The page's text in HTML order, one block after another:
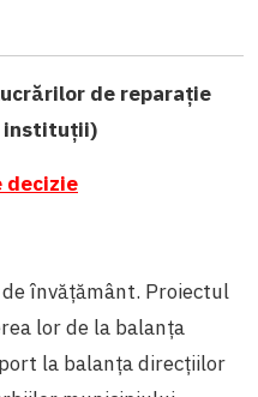
de reparație
instituții)
decizie
învățământ. Proiectul
lor de la balanța
la balanța direcțiilor